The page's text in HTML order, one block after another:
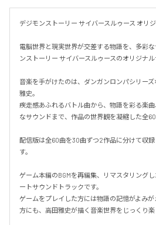
デジモンストーリー サイバースルゥース オリ
電脳世界と現実世界が交差する物語を、多彩
ンストーリー サイバースルゥースのオリジナル
音楽を手がけたのは、ダンガンロンパシリー
雅史。
疾走感あふれるバトル曲から、物語を彩る楽
なサウンドまで、作品の世界観を凝縮した全60
配信版は全60曲を30曲ずつ2作品に分けて収
す。
ゲーム本編のBGMを再編集、リマスタリング
ートサウンドトラックです。
ゲームをプレイした方には物語の記憶がよみ
方にも、高田雅史が描く音楽世界をじっくり楽